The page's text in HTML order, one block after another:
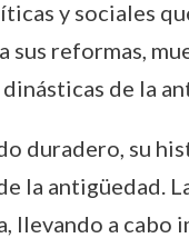
y sociales
sus reformas,
de la
duradero, su
la antigüedad.
llevando a